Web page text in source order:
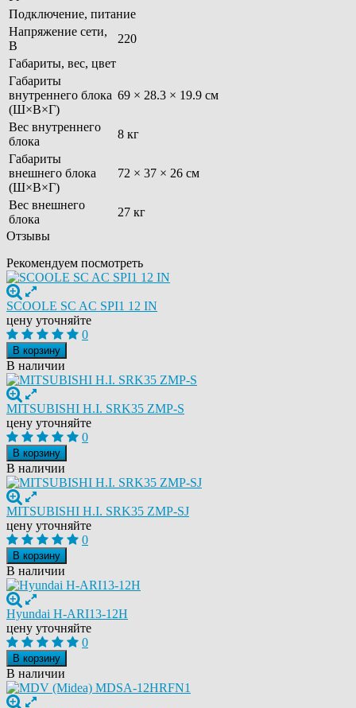
Подключение, питание
Напряжение сети,
В
220
Габариты, вес, цвет
Габариты
внутреннего блока
(Ш×В×Г)
69 × 28.3 × 19.9 см
Вес внутреннего
блока
8 кг
Габариты
внешнего блока
(Ш×В×Г)
72 × 37 × 26 см
Вес внешнего
блока
27 кг
Отзывы
Рекомендуем посмотреть
SCOOLE SC AC SPI1 12 IN
цену уточняйте
0
В корзину
В наличии
MITSUBISHI H.I. SRK35 ZMP-S
цену уточняйте
0
В корзину
В наличии
MITSUBISHI H.I. SRK35 ZMP-SJ
цену уточняйте
0
В корзину
В наличии
Hyundai H-ARI13-12H
цену уточняйте
0
В корзину
В наличии